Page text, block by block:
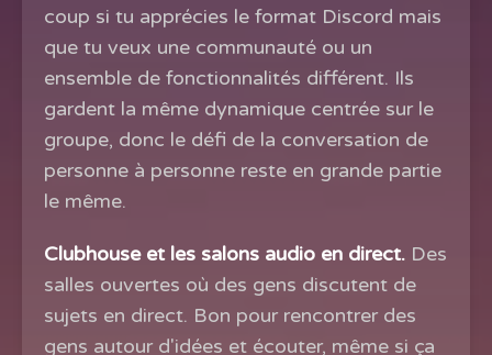
coup si tu apprécies le format Discord mais
que tu veux une communauté ou un
ensemble de fonctionnalités différent. Ils
gardent la même dynamique centrée sur le
groupe, donc le défi de la conversation de
personne à personne reste en grande partie
le même.
Clubhouse et les salons audio en direct. Des
salles ouvertes où des gens discutent de
sujets en direct. Bon pour rencontrer des
gens autour d'idées et écouter, même si ça